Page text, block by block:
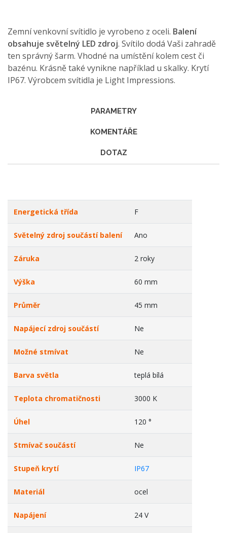
Zemní venkovní svítidlo je vyrobeno z oceli. Balení
obsahuje světelný LED zdroj. Svítilo dodá Vaši zahradě
ten správný šarm. Vhodné na umístění kolem cest či
bazénu. Krásně také vynikne například u skalky. Krytí
IP67. Výrobcem svítidla je Light Impressions.
PARAMETRY
KOMENTÁŘE
DOTAZ
Energetická třída F
Světelný zdroj součástí balení Ano
Záruka 2 roky
Výška 60 mm
Průměr 45 mm
Napájecí zdroj součástí Ne
Možné stmívat Ne
Barva světla teplá bílá
Teplota chromatičnosti 3000 K
Úhel 120 °
Stmívač součástí Ne
Stupeň krytí IP67
Materiál ocel
Napájení 24 V